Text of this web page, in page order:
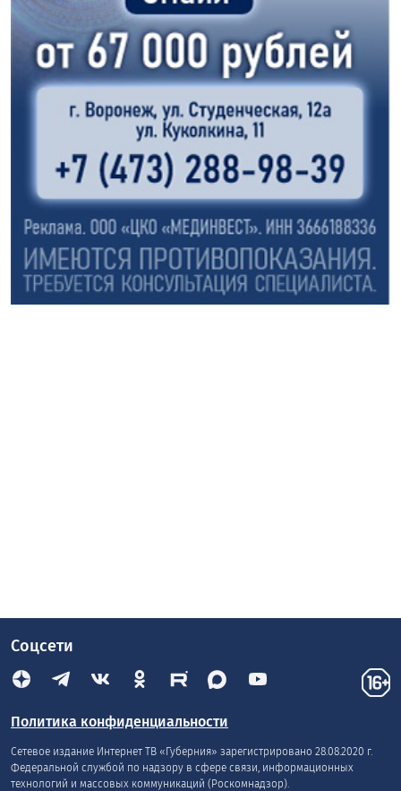
Соцсети
Политика конфиденциальности
Сетевое издание Интернет ТВ «Губерния» зарегистрировано 28.08.2020 г.
Федеральной службой по надзору в сфере связи, информационных
технологий и массовых коммуникаций (Роскомнадзор).